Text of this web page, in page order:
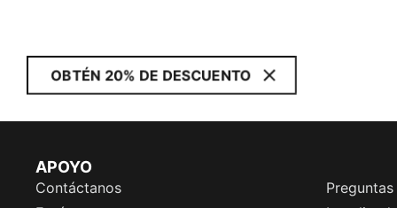
OBTÉN 20% DE DESCUENTO
APOYO
Contáctanos